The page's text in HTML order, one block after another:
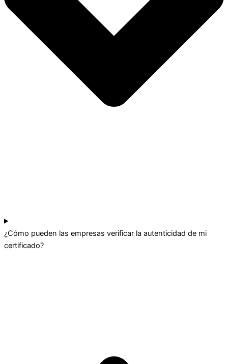
¿Cómo pueden las empresas verificar la autenticidad de mi
certificado?